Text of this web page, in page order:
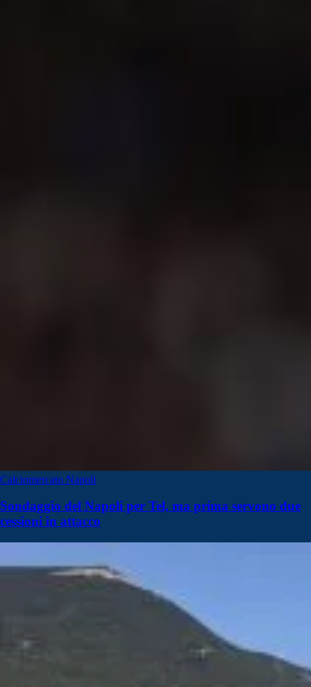
Calciomercato Napoli
Sondaggio del Napoli per Tel, ma prima servono due
cessioni in attacco